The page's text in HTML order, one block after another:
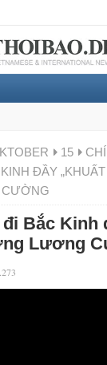
15
ĐẦY „KHUẤT
Bắc Kinh
Lương